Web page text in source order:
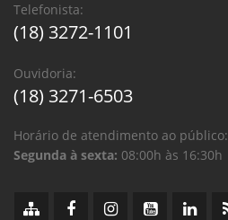
Telefonista:
(18) 3272-1101
Ouvidoria:
(18) 3271-6503
Horário de atendimento ao público:
Segunda à sexta: 08:00h às 16:30h